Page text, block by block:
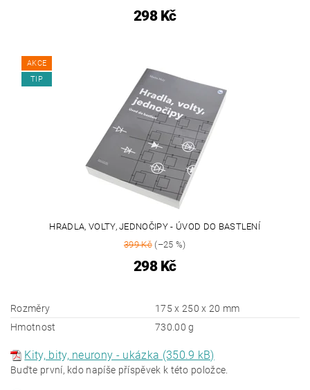
298 Kč
AKCE
TIP
HRADLA, VOLTY, JEDNOČIPY - ÚVOD DO BASTLENÍ
399 Kč(–25 %)
298 Kč
Rozměry
175 x 250 x 20 mm
Hmotnost
730.00 g
Kity, bity, neurony - ukázka (350.9 kB)
Buďte první, kdo napíše příspěvek k této položce.